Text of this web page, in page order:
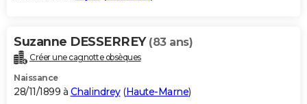
Suzanne DESSERREY (83 ans)
Créer une cagnotte obsèques
Naissance
28/11/1899 à Chalindrey(Haute-Marne)